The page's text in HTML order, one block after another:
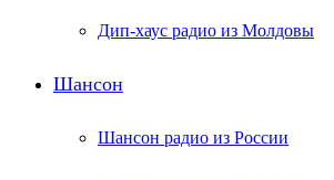
Дип-хаус радио из Молдовы
Шансон
Шансон радио из России